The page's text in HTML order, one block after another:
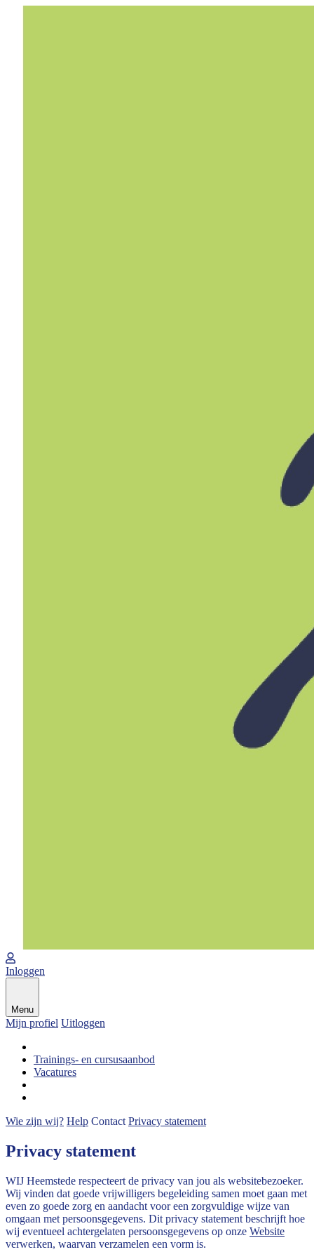
Inloggen
Menu
Mijn profiel Uitloggen
Trainings- en cursusaanbod
Vacatures
Wie zijn wij? Help Contact Privacy statement
Privacy statement
WIJ Heemstede respecteert de privacy van jou als websitebezoeker.
Wij vinden dat goede vrijwilligers begeleiding samen moet gaan met
even zo goede zorg en aandacht voor een zorgvuldige wijze van
omgaan met persoonsgegevens. Dit privacy statement beschrijft hoe
wij eventueel achtergelaten persoonsgegevens op onze Website
verwerken, waarvan verzamelen een vorm is.